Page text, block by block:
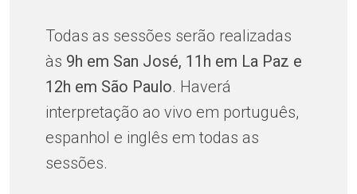
Todas as sessões serão realizadas
às 9h em San José, 11h em La Paz e
12h em São Paulo. Haverá
interpretação ao vivo em português,
espanhol e inglês em todas as
sessões.